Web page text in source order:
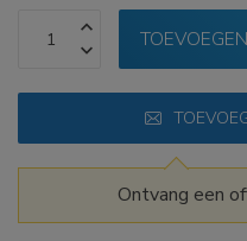
Ontvang een